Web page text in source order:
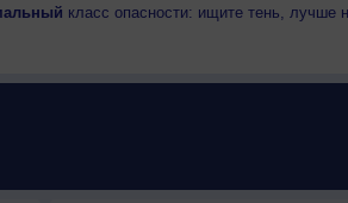
класс опасности: ищите тень, лучше